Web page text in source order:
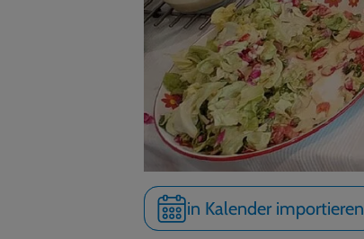
in Kalender importieren